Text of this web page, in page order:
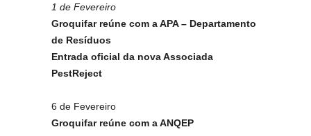
1 de Fevereiro
Groquifar reúne com a APA – Departamento
de Resíduos
Entrada oficial da nova Associada
PestReject
6 de Fevereiro
Groquifar reúne com a ANQEP